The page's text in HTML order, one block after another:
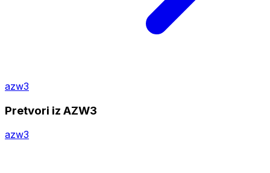
azw3
Pretvori iz AZW3
azw3